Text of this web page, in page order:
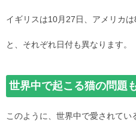
イギリスは10月27日、アメリカ
と、それぞれ日付も異なります。
世界中で起こる猫の問題
このように、世界中で愛されて